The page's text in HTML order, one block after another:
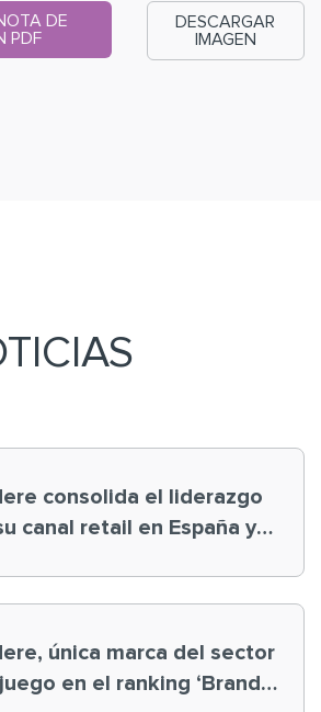
DE
PDF
DESCARGAR
IMAGEN
consolida el liderazgo
canal retail en España y
única marca del sector
en el ranking ‘Brand